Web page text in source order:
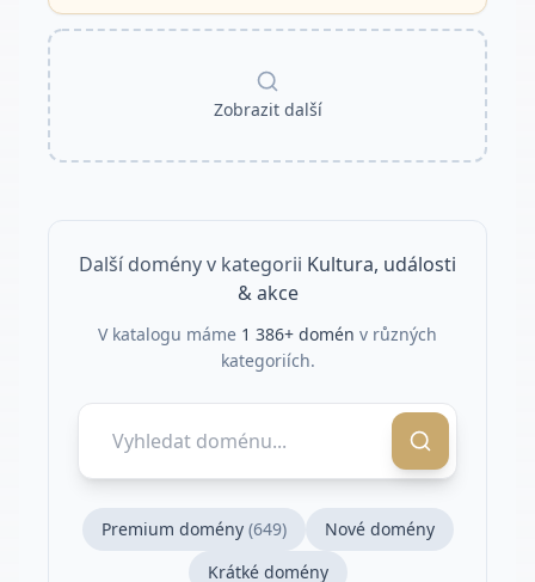
Zobrazit další
Další domény v kategorii Kultura, události
& akce
V katalogu máme 1 386+ domén v různých
kategoriích.
Premium domény (649)
Nové domény
Krátké domény